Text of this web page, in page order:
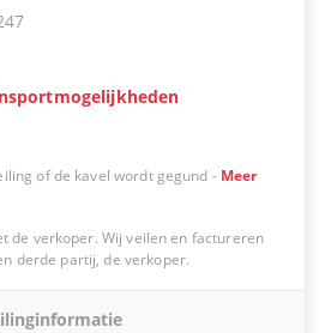
of de kavel wordt gegund - Meer
de verkoper. Wij veilen en factureren
derde partij, de verkoper.